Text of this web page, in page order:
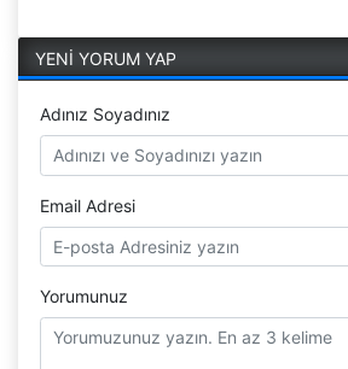
YENİ YORUM YAP
Adınız Soyadınız
Email Adresi
Yorumunuz